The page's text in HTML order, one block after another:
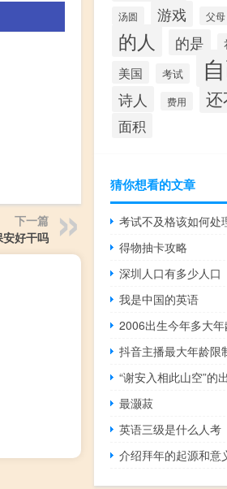
下一篇
好干吗
汤圆 游戏 父母
的人 的是
美国 考试
诗人 费用
面积
猜你想看的文章
考试不及格该如何处
得物抽卡攻略
深圳人口有多少人口
我是中国的英语
2006出生今年多大
抖音主播最大年龄限
“谢安入相此山空”的
最灏菽
英语三级是什么人考
介绍拜年的起源和意